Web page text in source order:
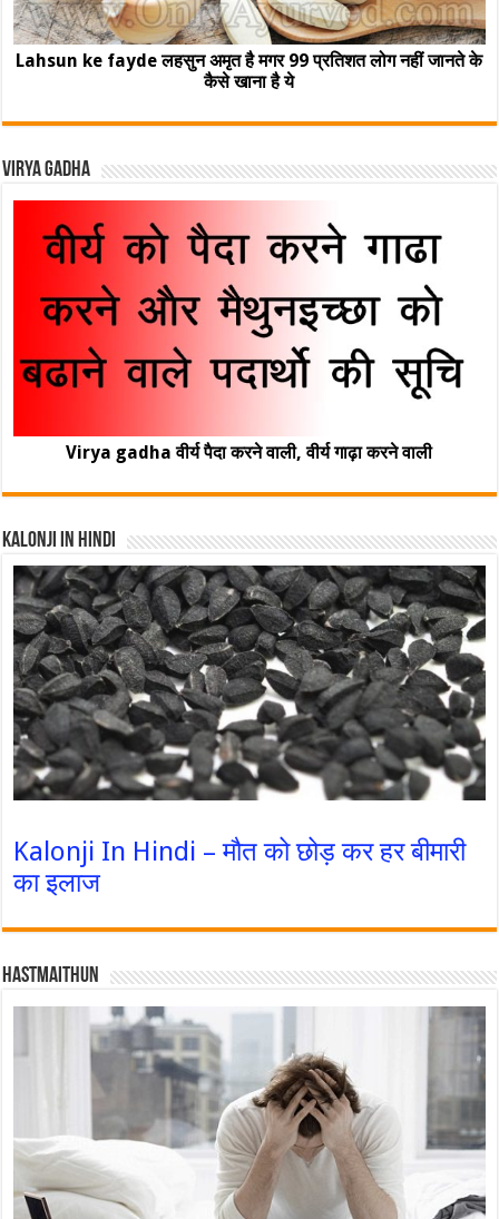
Lahsun ke fayde लहसुन अमृत है मगर 99 प्रतिशत लोग नहीं जानते के
कैसे खाना है ये
Virya Gadha
Virya gadha वीर्य पैदा करने वाली, वीर्य गाढ़ा करने वाली
Kalonji In Hindi
Kalonji In Hindi – मौत को छोड़ कर हर बीमारी
का इलाज
Hastmaithun